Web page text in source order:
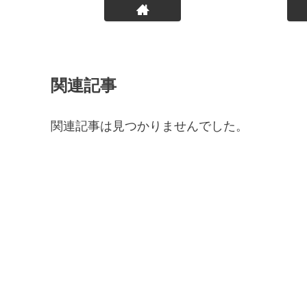
関連記事
関連記事は見つかりませんでした。